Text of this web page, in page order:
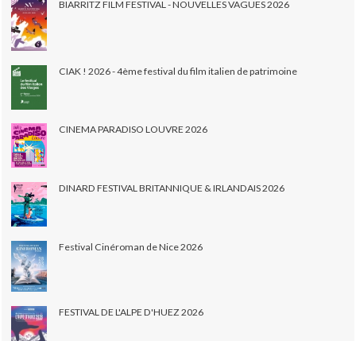
BIARRITZ FILM FESTIVAL - NOUVELLES VAGUES 2026
CIAK ! 2026 - 4ème festival du film italien de patrimoine
CINEMA PARADISO LOUVRE 2026
DINARD FESTIVAL BRITANNIQUE & IRLANDAIS 2026
Festival Cinéroman de Nice 2026
FESTIVAL DE L'ALPE D'HUEZ 2026